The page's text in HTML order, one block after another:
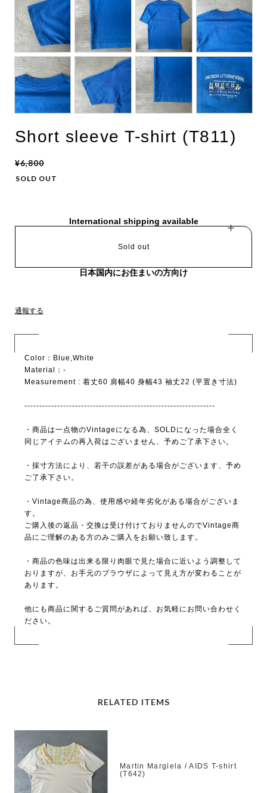
Short sleeve T-shirt (T811)
¥6,800
SOLD OUT
International shipping available
Sold out
日本国内にお住まいの方向け
通報する
Color：Blue,White
Material：-
Measurement : 着丈60 肩幅40 身幅43 袖丈22 (平置き寸法)
----------------------------------------------------------------
・商品は一点物のVintageになる為、SOLDになった場合全く
同じアイテムの再入荷はございません、予めご了承下さい。
・採寸方法により、若干の誤差がある場合がございます、予め
ご了承下さい。
・Vintage商品の為、使用感や経年劣化がある場合がございま
す。
ご購入後の返品・交換は受け付けておりませんのでVintage商
品にご理解のある方のみご購入をお願い致します。
・商品の色味は出来る限り肉眼で見た場合に近いよう調整して
おりますが、お手元のブラウザによって見え方が変わることが
あります。
他にも商品に関するご質問があれば、お気軽にお問い合わせく
ださい。
RELATED ITEMS
Martin Margiela / AIDS T-shirt
(T642)